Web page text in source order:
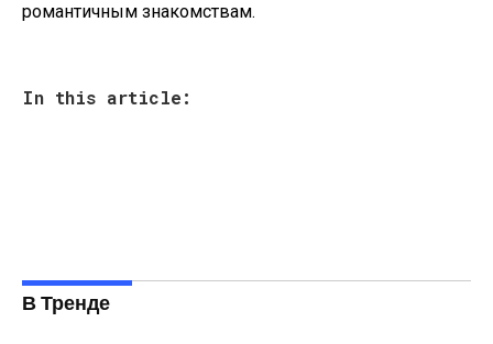
романтичным знакомствам.
In this article:
В Тренде